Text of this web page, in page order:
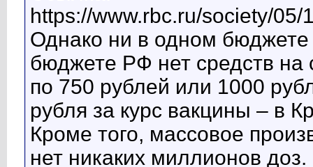
https://www.rbc.ru/society/
Однако ни в одном
бюджете РФ нет средств
по 750 рублей или 1000
рубля за курс вакцины – в
Кроме того, массовое
нет никаких миллионов доз.